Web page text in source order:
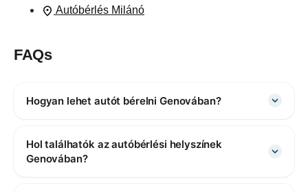
Autóbérlés Milánó
FAQs
Hogyan lehet autót bérelni Genovában?
Hol találhatók az autóbérlési helyszínek
Genovában?